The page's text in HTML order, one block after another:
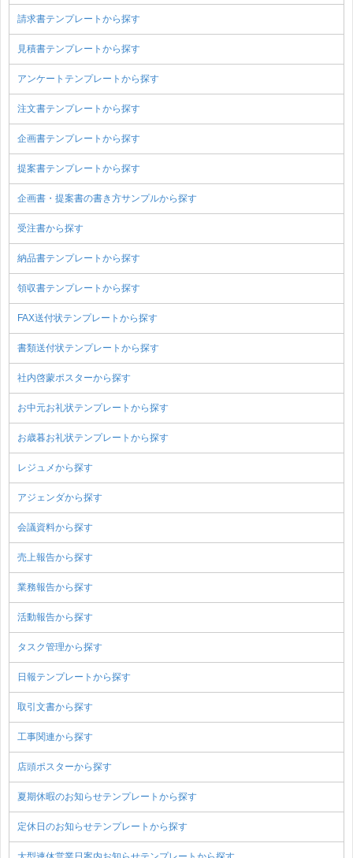
請求書テンプレートから探す
見積書テンプレートから探す
アンケートテンプレートから探す
注文書テンプレートから探す
企画書テンプレートから探す
提案書テンプレートから探す
企画書・提案書の書き方サンプルから探す
受注書から探す
納品書テンプレートから探す
領収書テンプレートから探す
FAX送付状テンプレートから探す
書類送付状テンプレートから探す
社内啓蒙ポスターから探す
お中元お礼状テンプレートから探す
お歳暮お礼状テンプレートから探す
レジュメから探す
アジェンダから探す
会議資料から探す
売上報告から探す
業務報告から探す
活動報告から探す
タスク管理から探す
日報テンプレートから探す
取引文書から探す
工事関連から探す
店頭ポスターから探す
夏期休暇のお知らせテンプレートから探す
定休日のお知らせテンプレートから探す